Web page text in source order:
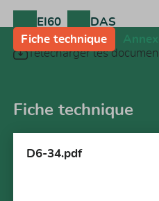
EI60 DAS
Télécharger les
Fiche technique
Fiche technique
D6-34.pdf